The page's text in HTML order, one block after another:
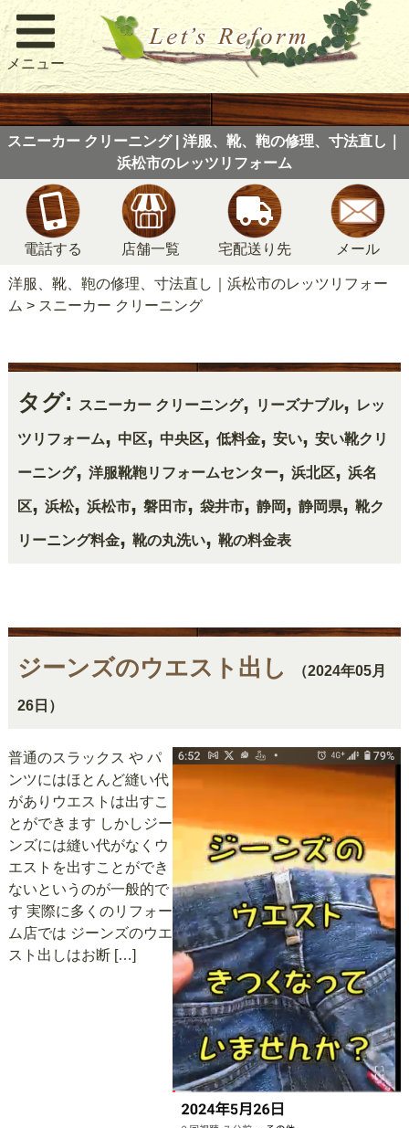
メニュー
スニーカー クリーニング | 洋服、靴、鞄の修理、寸法直し｜
浜松市のレッツリフォーム
電話する 店舗一覧 宅配送り先 メール
洋服、靴、鞄の修理、寸法直し｜浜松市のレッツリフォー
ム > スニーカー クリーニング
タグ: スニーカー クリーニング, リーズナブル, レッ
ツリフォーム, 中区, 中央区, 低料金, 安い, 安い靴クリ
ーニング, 洋服靴鞄リフォームセンター, 浜北区, 浜名
区, 浜松, 浜松市, 磐田市, 袋井市, 静岡, 静岡県, 靴ク
リーニング料金, 靴の丸洗い, 靴の料金表
ジーンズのウエスト出し （2024年05月
26日）
普通のスラックス や パ
ンツにはほとんど縫い代
がありウエストは出すこ
とができます しかしジー
ンズには縫い代がなくウ
エストを出すことができ
ないというのが一般的で
す 実際に多くのリフォー
ム店では ジーンズのウエ
スト出しはお断 […]